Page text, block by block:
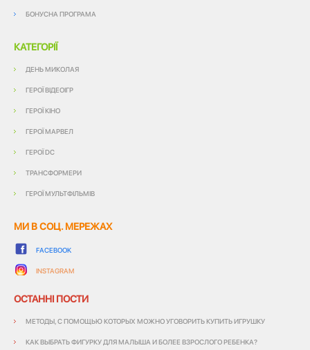
БОНУСНА ПРОГРАМА
КАТЕГОРІЇ
ДЕНЬ МИКОЛАЯ
ГЕРОЇ ВІДЕОІГР
ГЕРОЇ КІНО
ГЕРОЇ МАРВЕЛ
ГЕРОЇ DC
ТРАНСФОРМЕРИ
ГЕРОЇ МУЛЬТФІЛЬМІВ
МИ В СОЦ. МЕРЕЖАХ
FACEBOOK
INSTAGRAM
ОСТАННІ ПОСТИ
МЕТОДЫ, С ПОМОЩЬЮ КОТОРЫХ МОЖНО УГОВОРИТЬ КУПИТЬ ИГРУШКУ
КАК ВЫБРАТЬ ФИГУРКУ ДЛЯ МАЛЫША И БОЛЕЕ ВЗРОСЛОГО РЕБЕНКА?